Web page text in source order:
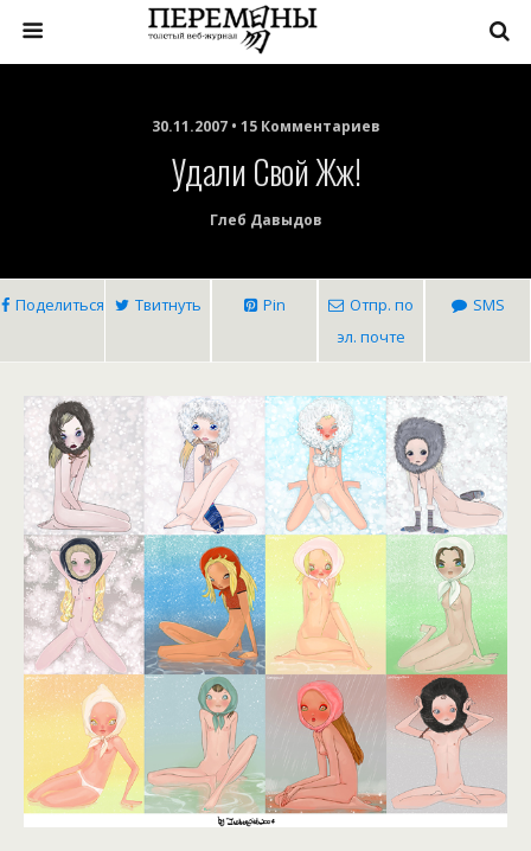
30.11.2007 • 15 Комментариев
Удали Свой Жж!
Глеб Давыдов
Поделиться Твитнуть Pin
Отпр. по
эл. почте
SMS